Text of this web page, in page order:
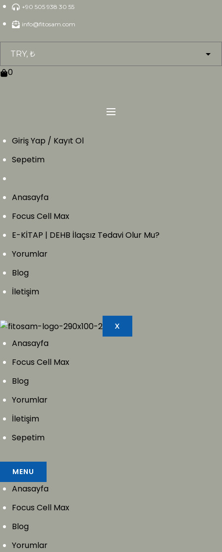
Skip
content
+90 505 938 30 55
info@fitosam.com
0
Giriş Yap / Kayıt Ol
Sepetim
Anasayfa
Focus Cell Max
E-KİTAP | DEHB İlaçsız Tedavi Olur Mu?
Yorumlar
Blog
İletişim
X
Anasayfa
Focus Cell Max
Blog
Yorumlar
İletişim
Sepetim
MENU
Anasayfa
Focus Cell Max
Blog
Yorumlar